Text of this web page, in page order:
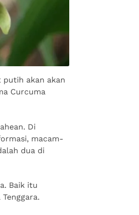
putih akan akan
Curcuma
Di
macam-
dua di
Baik itu